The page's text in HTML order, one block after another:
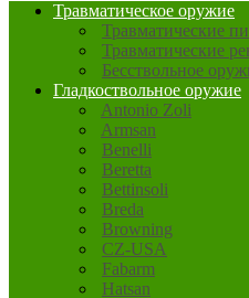
Травматическое оружие
Травматические
Травматические
Бесствольное
Гладкоствольное оружие
Antonio Zoli
Armsan
Benelli
Beretta
Bettinsoli
Breda
Browning
CZ-USA
Fabarm
Hatsan